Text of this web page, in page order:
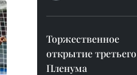
Торжественное
открытие третьего
Пленума